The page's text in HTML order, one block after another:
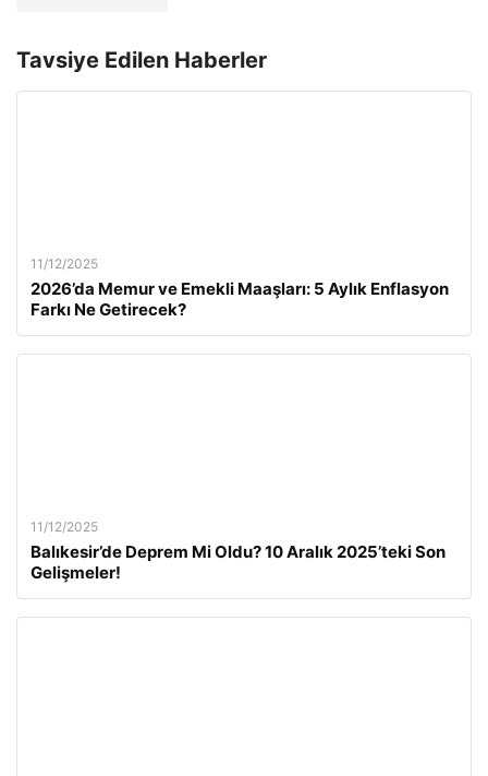
Tavsiye Edilen Haberler
11/12/2025
2026’da Memur ve Emekli Maaşları: 5 Aylık Enflasyon
Farkı Ne Getirecek?
11/12/2025
Balıkesir’de Deprem Mi Oldu? 10 Aralık 2025’teki Son
Gelişmeler!